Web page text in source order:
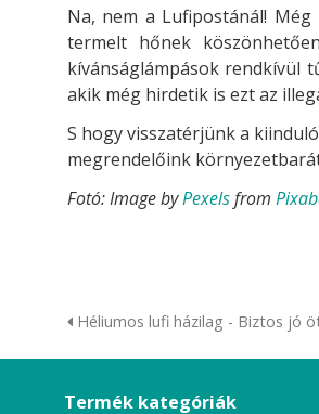
Na, nem a Lufipostánál!
termelt hőnek
kívánságlámpások rendkívül
akik még hirdetik is ezt az
S hogy visszatérjünk a
megrendelőink
Fotó: Image byPexelsfrom
Héliumos lufi házilag - Biztos jó
Termék kategóriák